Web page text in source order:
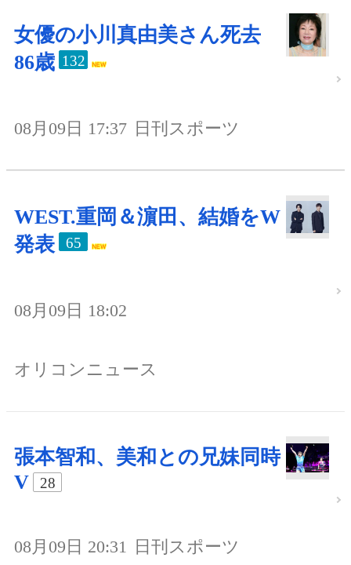
女優の小川真由美さん死去
86歳 132
08月09日 17:37 日刊スポーツ
WEST.重岡＆濵田、結婚をW
発表
65
08月09日 18:02
オリコンニュース
張本智和、美和との兄妹同時
V
28
08月09日 20:31 日刊スポーツ